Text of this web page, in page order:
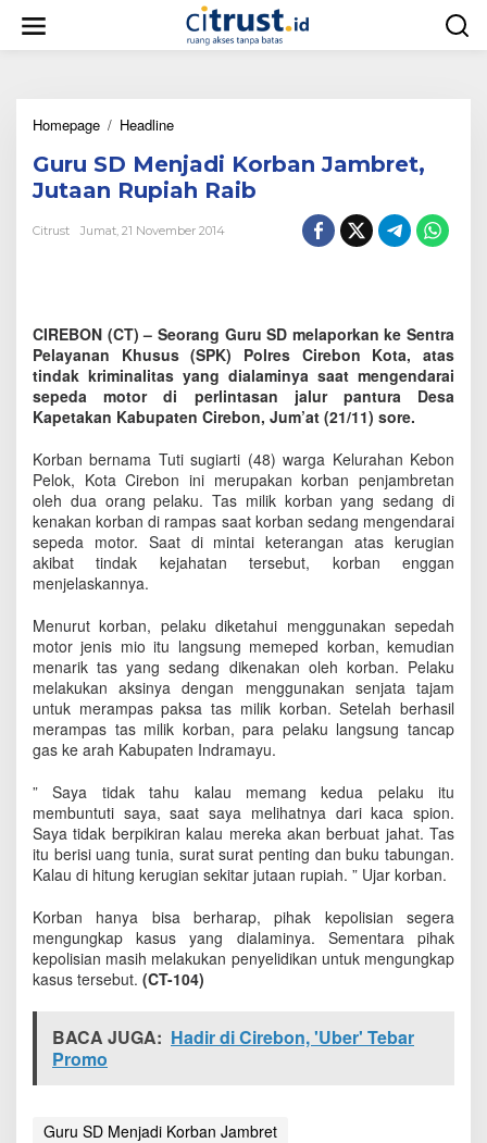
w
Homepage / Headline
r
u
S
D
M
d
i
K
o
r
a
n
J
a
m
b
r
,
J
u
a
n
u
p
i
a
h
R
i
b
Guru SD Menjadi Korban Jambret,
Jutaan Rupiah Raib
Citrust Jumat, 21 November 2014
CIREBON (CT) – Seorang Guru SD melaporkan ke Sentra
Pelayanan Khusus (SPK) Polres Cirebon Kota, atas
tindak kriminalitas yang dialaminya saat mengendarai
sepeda motor di perlintasan jalur pantura Desa
Kapetakan Kabupaten Cirebon, Jum’at (21/11) sore.
Korban bernama Tuti sugiarti (48) warga Kelurahan Kebon
Pelok, Kota Cirebon ini merupakan korban penjambretan
oleh dua orang pelaku. Tas milik korban yang sedang di
kenakan korban di rampas saat korban sedang mengendarai
sepeda motor. Saat di mintai keterangan atas kerugian
akibat tindak kejahatan tersebut, korban enggan
menjelaskannya.
Menurut korban, pelaku diketahui menggunakan sepedah
motor jenis mio itu langsung memeped korban, kemudian
menarik tas yang sedang dikenakan oleh korban. Pelaku
melakukan aksinya dengan menggunakan senjata tajam
untuk merampas paksa tas milik korban. Setelah berhasil
merampas tas milik korban, para pelaku langsung tancap
gas ke arah Kabupaten Indramayu.
” Saya tidak tahu kalau memang kedua pelaku itu
membuntuti saya, saat saya melihatnya dari kaca spion.
Saya tidak berpikiran kalau mereka akan berbuat jahat. Tas
itu berisi uang tunia, surat surat penting dan buku tabungan.
Kalau di hitung kerugian sekitar jutaan rupiah. ” Ujar korban.
Korban hanya bisa berharap, pihak kepolisian segera
mengungkap kasus yang dialaminya. Sementara pihak
kepolisian masih melakukan penyelidikan untuk mengungkap
kasus tersebut. (CT-104)
BACA JUGA: Hadir di Cirebon, 'Uber' Tebar
Promo
Guru SD Menjadi Korban Jambret